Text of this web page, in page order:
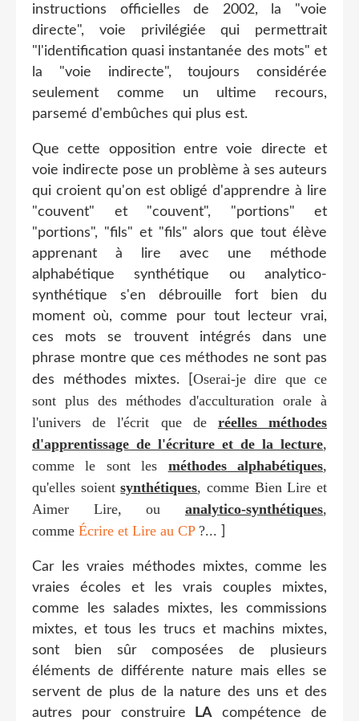
instructions officielles de 2002, la "voie
directe", voie privilégiée qui permettrait
"l'identification quasi instantanée des mots" et
la "voie indirecte", toujours considérée
seulement comme un ultime recours,
parsemé d'embûches qui plus est.
Que cette opposition entre voie directe et
voie indirecte pose un problème à ses auteurs
qui croient qu'on est obligé d'apprendre à lire
"couvent" et "couvent", "portions" et
"portions", "fils" et "fils" alors que tout élève
apprenant à lire avec une méthode
alphabétique synthétique ou analytico-
synthétique s'en débrouille fort bien du
moment où, comme pour tout lecteur vrai,
ces mots se trouvent intégrés dans une
phrase montre que ces méthodes ne sont pas
des méthodes mixtes. [ Oserai-je dire que ce
sont plus des méthodes d'acculturation orale à
l'univers de l'écrit que de réelles méthodes
d'apprentissage de l'écriture et de la lecture,
comme le sont les méthodes alphabétiques,
qu'elles soientsynthétiques, comme Bien Lire et
Aimer Lire, ou analytico-synthétiques,
comme Écrire et Lire au CP?...
Car les vraies méthodes mixtes, comme les
vraies écoles et les vrais couples mixtes,
comme les salades mixtes, les commissions
mixtes, et tous les trucs et machins mixtes,
sont bien sûr composées de plusieurs
éléments de différente nature mais elles se
servent de plus de la nature des uns et des
autres pour construire
LA compétence de